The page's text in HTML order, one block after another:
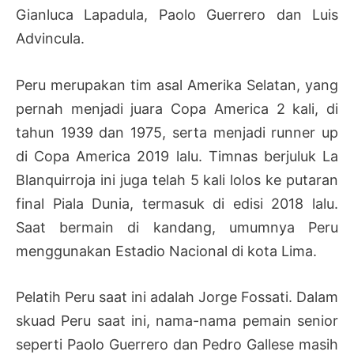
Gianluca Lapadula, Paolo Guerrero dan Luis
Advincula.
Peru merupakan tim asal Amerika Selatan, yang
pernah menjadi juara Copa America 2 kali, di
tahun 1939 dan 1975, serta menjadi runner up
di Copa America 2019 lalu. Timnas berjuluk La
Blanquirroja ini juga telah 5 kali lolos ke putaran
final Piala Dunia, termasuk di edisi 2018 lalu.
Saat bermain di kandang, umumnya Peru
menggunakan Estadio Nacional di kota Lima.
Pelatih Peru saat ini adalah Jorge Fossati. Dalam
skuad Peru saat ini, nama-nama pemain senior
seperti Paolo Guerrero dan Pedro Gallese masih